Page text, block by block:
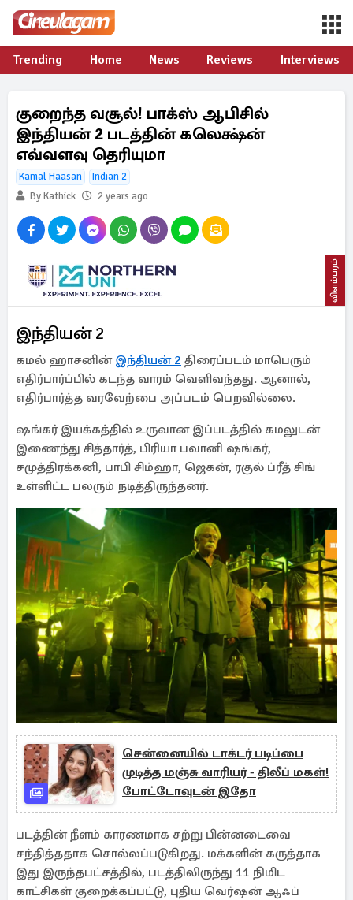
Trending Home News Reviews Interviews
குறைந்த வசூல்! பாக்ஸ் ஆபிசில்
இந்தியன் 2 படத்தின் கலெக்ஷ்ன்
எவ்வளவு தெரியுமா
Kamal Haasan
Indian 2
By Kathick
2 years ago
விளம்பரம்
இந்தியன் 2
கமல் ஹாசனின் இந்தியன் 2 திரைப்படம் மாபெரும்
எதிர்பார்ப்பில் கடந்த வாரம் வெளிவந்தது. ஆனால்,
எதிர்பார்த்த வரவேற்பை அப்படம் பெறவில்லை.
ஷங்கர் இயக்கத்தில் உருவான இப்படத்தில் கமலுடன்
இணைந்து சித்தார்த், பிரியா பவானி ஷங்கர்,
சமுத்திரக்கனி, பாபி சிம்ஹா, ஜெகன், ரகுல் ப்ரீத் சிங்
உள்ளிட்ட பலரும் நடித்திருந்தனர்.
சென்னையில் டாக்டர் படிப்பை
முடித்த மஞ்சு வாரியர் - திலீப் மகள்!
போட்டோவுடன் இதோ
படத்தின் நீளம் காரணமாக சற்று பின்னடைவை
சந்தித்ததாக சொல்லப்படுகிறது. மக்களின் கருத்தாக
இது இருந்தபட்சத்தில், படத்திலிருந்து 11 நிமிட
காட்சிகள் குறைக்கப்பட்டு, புதிய வெர்ஷன் ஆஃப்